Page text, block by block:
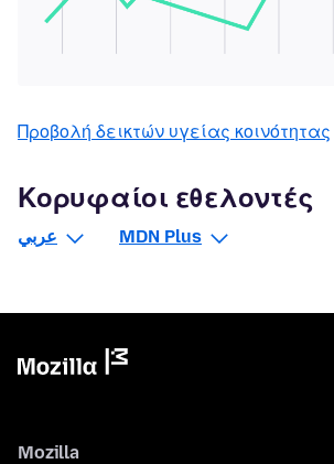
Προβολή δεικτών υγείας κοινότητας
Κορυφαίοι εθελοντές
عربي MDN Plus
Mozilla